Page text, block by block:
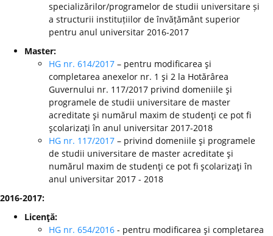
specializărilor/programelor de studii universitare și
a structurii instituțiilor de învățământ superior
pentru anul universitar 2016-2017
Master:
HG nr. 614/2017 – pentru modificarea şi
completarea anexelor nr. 1 şi 2 la Hotărârea
Guvernului nr. 117/2017 privind domeniile şi
programele de studii universitare de master
acreditate şi numărul maxim de studenţi ce pot fi
şcolarizaţi în anul universitar 2017-2018
HG nr. 117/2017 – privind domeniile şi programele
de studii universitare de master acreditate şi
numărul maxim de studenţi ce pot fi şcolarizaţi în
anul universitar 2017 - 2018
2016-2017:
Licenţă:
HG nr. 654/2016 - pentru modificarea şi completarea